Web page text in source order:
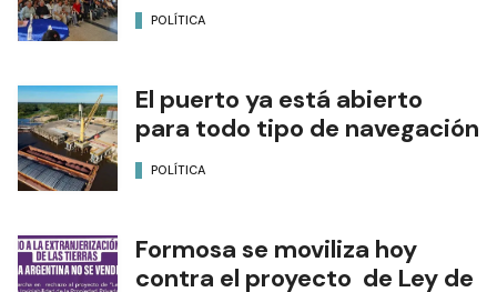
POLÍTICA
El puerto ya está abierto
para todo tipo de navegación
POLÍTICA
Formosa se moviliza hoy
contra el proyecto de Ley de